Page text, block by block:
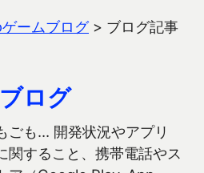
ームブログ> ブログ記事
ログ
ごも… 開発状況やアプリ
関すること、携帯電話やス